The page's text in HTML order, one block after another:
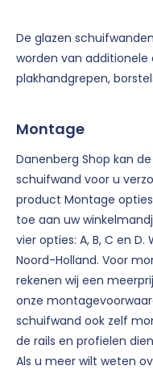
De glazen
worden van additionele
plakhandgrepen,
Montage
Danenberg Shop kan
schuifwand voor u
product Montage
toe aan uw
vier opties: A, B, C en
Noord-Holland. Voor
rekenen wij een
onze
schuifwand ook zelf
de rails en profielen
Als u meer wilt weten